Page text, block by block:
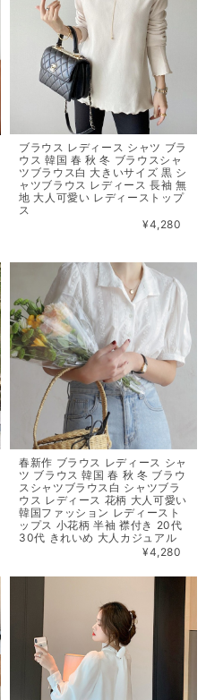
ブラウス レディース シャツ ブラ
ウス 韓国 春 秋 冬 ブラウスシャ
ツブラウス白 大きいサイズ 黒 シ
ャツブラウス レディース 長袖 無
地 大人可愛い レディーストップ
ス
¥4,280
春新作 ブラウス レディース シャ
ツ ブラウス 韓国 春 秋 冬 ブラウ
スシャツブラウス白 シャツブラ
ウス レディース 花柄 大人可愛い
韓国ファッション レディースト
ップス 小花柄 半袖 襟付き 20代
30代 きれいめ 大人カジュアル
¥4,280